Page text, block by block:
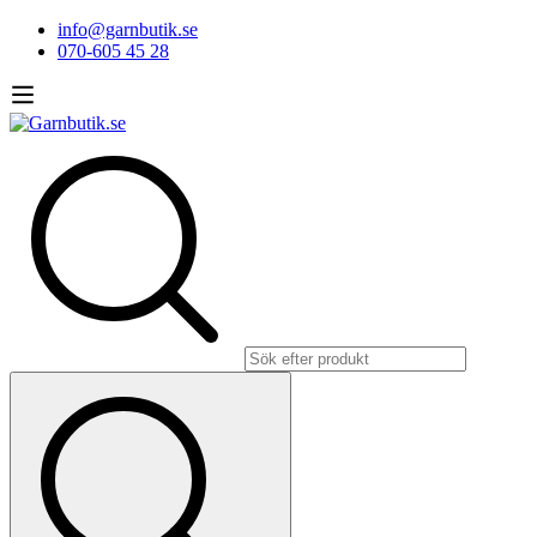
info@garnbutik.se
070-605 45 28